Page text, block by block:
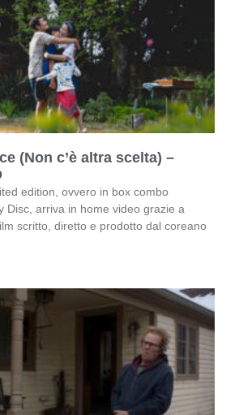
(Non c’è altra scelta) –
edition, ovvero in box combo
Disc, arriva in home video grazie a
scritto, diretto e prodotto dal coreano